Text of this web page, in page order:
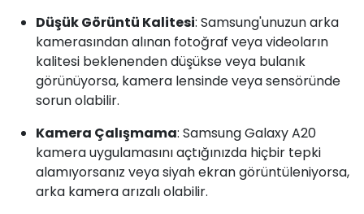
Düşük Görüntü Kalitesi: Samsung'unuzun arka
kamerasından alınan fotoğraf veya videoların
kalitesi beklenenden düşükse veya bulanık
görünüyorsa, kamera lensinde veya sensöründe
sorun olabilir.
Kamera Çalışmama: Samsung Galaxy A20
kamera uygulamasını açtığınızda hiçbir tepki
alamıyorsanız veya siyah ekran görüntüleniyorsa,
arka kamera arızalı olabilir.